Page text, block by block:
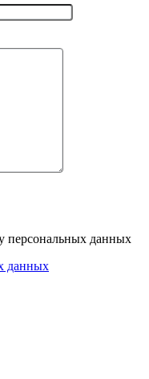
персональных данных
данных